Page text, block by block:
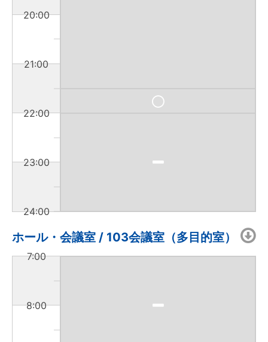
20:00
21:00
22:00
23:00
24:00
ホール・会議室 / 103会議室（多目的室）
7:00
8:00